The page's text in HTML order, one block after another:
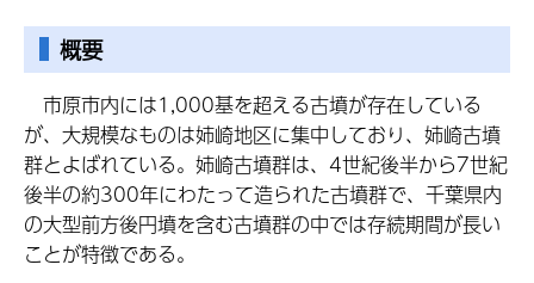
概要
市原市内には1,000基を超える古墳が存在している
が、大規模なものは姉崎地区に集中しており、姉崎古墳
群とよばれている。姉崎古墳群は、4世紀後半から7世紀
後半の約300年にわたって造られた古墳群で、千葉県内
の大型前方後円墳を含む古墳群の中では存続期間が長い
ことが特徴である。